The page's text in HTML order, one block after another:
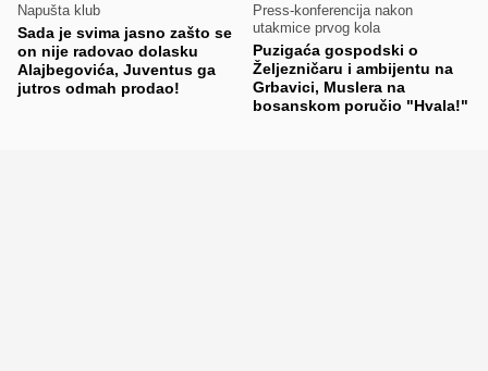
Napušta klub
Sada je svima jasno zašto se
on nije radovao dolasku
Alajbegovića, Juventus ga
jutros odmah prodao!
Press-konferencija nakon
utakmice prvog kola
Puzigaća gospodski o
Željezničaru i ambijentu na
Grbavici, Muslera na
bosanskom poručio "Hvala!"